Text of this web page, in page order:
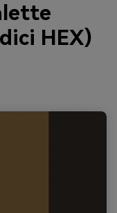
HEX)